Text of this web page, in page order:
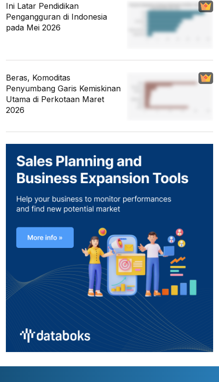
Ini Latar Pendidikan
Pengangguran di Indonesia
pada Mei 2026
Beras, Komoditas
Penyumbang Garis Kemiskinan
Utama di Perkotaan Maret
2026